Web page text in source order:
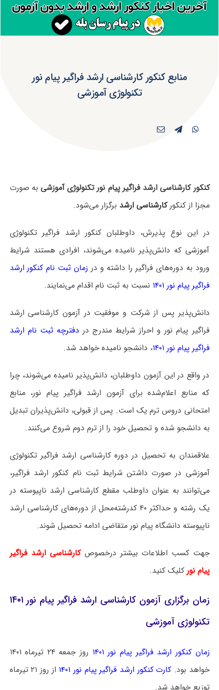
منابع کنکور کارشناسی ارشد فراگیر پیام نور
تکنولوژی آموزشی
کنکور کارشناسی ارشد فراگیر پیام نور تکنولوژی آموزشی به صورت
مجزا از کنکورکارشناسی ارشد برگزار می‌شود.
در این نوع پذیرش، داوطلبان کنکور ارشد فراگیر تکنولوژی
آموزشی که دانش‌پذیر نامیده می‌شوند، افرادی هستند شرایط
ورود به دوره‌های فراگیر را داشته و در زمان ثبت نام کنکور ارشد
فراگیر پیام نور ۱۴۰۱
نسبت به ثبت نام اقدام می‌نمایند.
دانش‌پذیر پس از شرکت و موفقیت در آزمون کارشناسی ارشد
فراگیر پیام نور و احراز شرایط مندرج در دفترچه ثبت نام ارشد
فراگیر پیام نور ۱۴۰۱
، دانشجو نامیده خواهد شد.
در واقع در این آزمون داوطلبان، دانش‌پذیر نامیده می‌شوند، چرا
که منابع اعلام‌شده برای آزمون ارشد فراگیر پیام نور، منابع
امتحانی دروس ترم یک است. پس از قبولی، دانش‌پذیران تبدیل
به دانشجو شده و تحصیل خود را از ترم دوم شروع می‌کنند.
علاقمندان به تحصیل در دوره کارشناسی ارشد فراگیر تکنولوژی
آموزشی در صورت داشتن شرایط ثبت نام کنکور ارشد فراگیر،
می‌توانند به عنوان داوطلب مقطع کارشناسی ارشد ناپیوسته در
یک رشته و حداکثر ۴۰ کدرشته‌محل از دوره‌های کارشناسی ارشد
ناپیوسته دانشگاه پیام نور متقاضی ادامه تحصیل شوند.
جهت کسب اطلاعات بیشتر درخصوص کارشناسی ارشد فراگیر
پیام نورکلیک کنید.
زمان برگزاری آزمون کارشناسی ارشد فراگیر پیام نور ۱۴۰۱
تکنولوژی آموزشی
زمان کنکور ارشد فراگیر پیام نور ۱۴۰۱
روز جمعه ۲۴ تیرماه ۱۴۰۱
خواهد بود. کارت کنکور ارشد فراگیر پیام نور ۱۴۰۱
از روز ۲۱ تیرماه
توزیع خواهد شد.